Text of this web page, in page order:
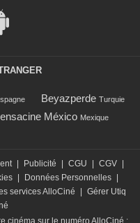
Beyazperde Turquie
México Mexique
| Publicité | CGU | CGV |
| Données Personnelles |
services AlloCiné | Gérer Utiq
cinéma sur le numéro AlloCiné :